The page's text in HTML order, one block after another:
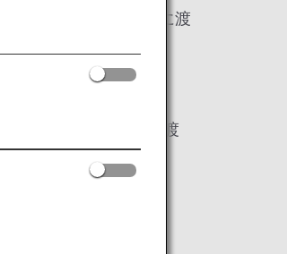
ア、またはイエメンに渡
者
よるイラン・イラク渡